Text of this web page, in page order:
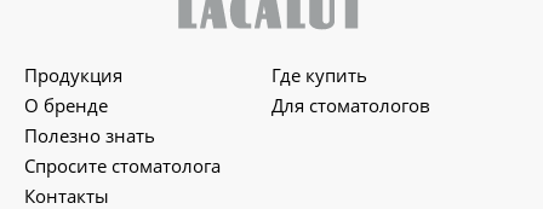
Продукция
О бренде
Полезно знать
Спросите стоматолога
Контакты
Где купить
Для стоматологов